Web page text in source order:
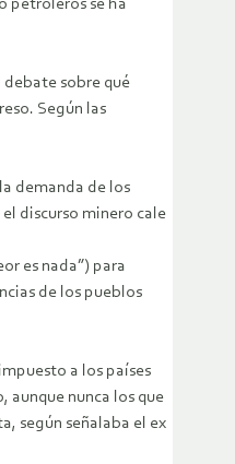
petroleros se ha
debate sobre qué
Según las
demanda de los
discurso minero cale
es nada”) para
de los pueblos
a los países
aunque nunca los que
según señalaba el ex